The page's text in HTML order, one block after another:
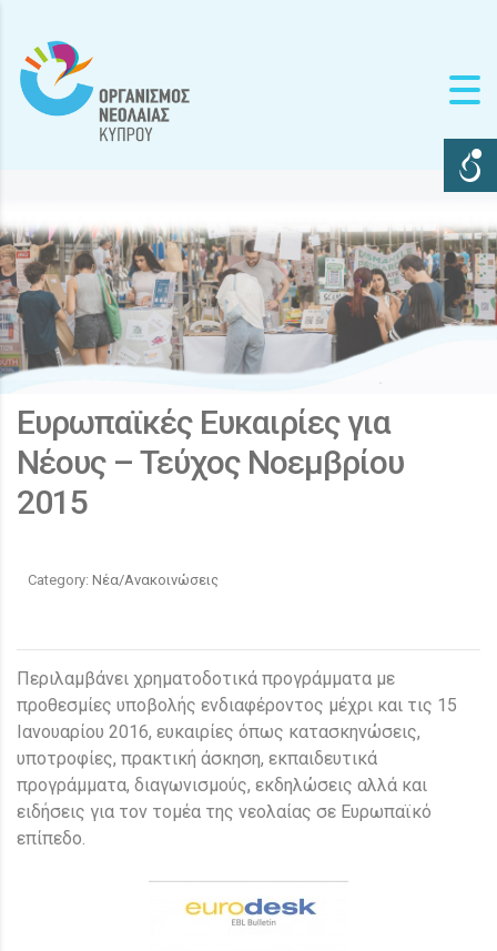
Ευρωπαϊκές Ευκαιρίες για
Νέους – Τεύχος Νοεμβρίου
2015
Category: Νέα/Ανακοινώσεις
Περιλαμβάνει χρηματοδοτικά προγράμματα με
προθεσμίες υποβολής ενδιαφέροντος μέχρι και τις 15
Ιανουαρίου 2016, ευκαιρίες όπως κατασκηνώσεις,
υποτροφίες, πρακτική άσκηση, εκπαιδευτικά
προγράμματα, διαγωνισμούς, εκδηλώσεις αλλά και
ειδήσεις για τον τομέα της νεολαίας σε Ευρωπαϊκό
επίπεδο.